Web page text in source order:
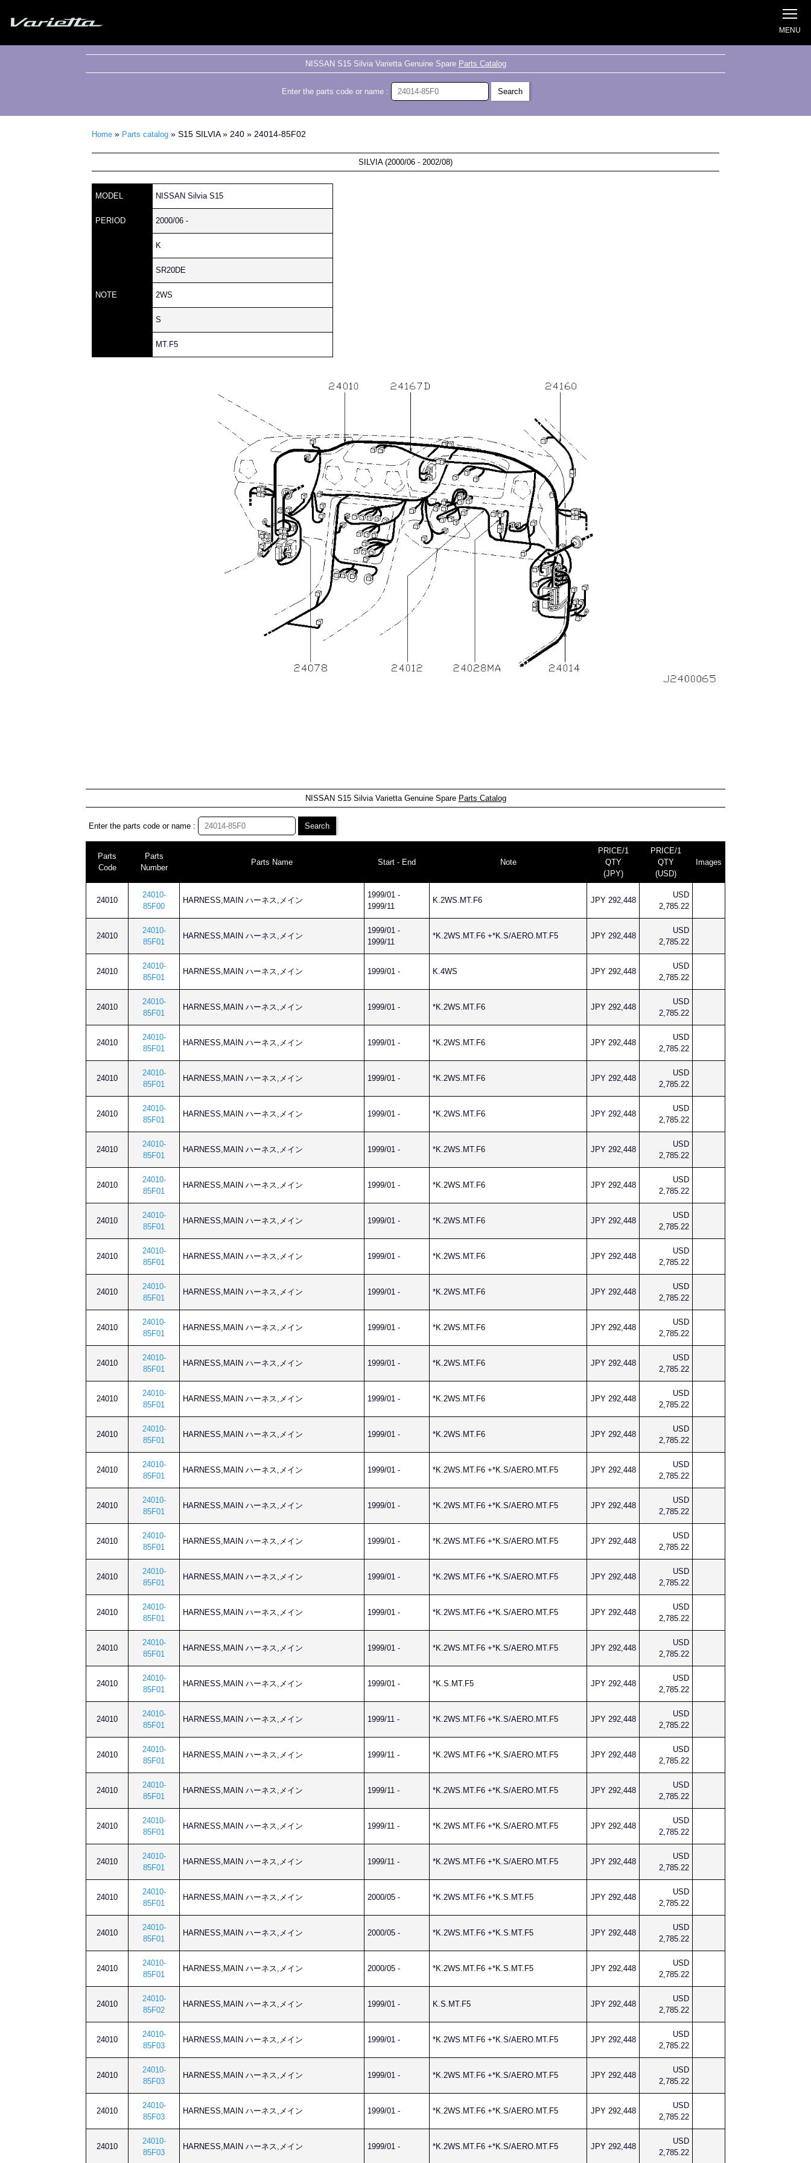
NISSAN S15 Silvia Varietta Genuine Spare Parts Catalog
Enter the parts code or name :
Home » Parts catalog » S15 SILVIA » 240 » 24014-85F02
SILVIA (2000/06 - 2002/08)
MODEL NISSAN Silvia S15
PERIOD 2000/06 -
NOTE
K
SR20DE
2WS
S
MT.F5
NISSAN S15 Silvia Varietta Genuine Spare Parts Catalog
Enter the parts code or name :
Parts
Code
Parts
Number
Parts Name Start - End Note
PRICE/1
QTY
(JPY)
PRICE/1
QTY
(USD)
Images
24010
24010-
85F00
HARNESS,MAIN ハーネス,メイン
1999/01 -
1999/11
K.2WS.MT.F6 JPY 292,448
USD
2,785.22
24010
24010-
85F01
HARNESS,MAIN ハーネス,メイン
1999/01 -
1999/11
*K.2WS.MT.F6 +*K.S/AERO.MT.F5 JPY 292,448
USD
2,785.22
24010
24010-
85F01
HARNESS,MAIN ハーネス,メイン 1999/01 - K.4WS JPY 292,448
USD
2,785.22
24010
24010-
85F01
HARNESS,MAIN ハーネス,メイン 1999/01 - *K.2WS.MT.F6 JPY 292,448
USD
2,785.22
24010
24010-
85F01
HARNESS,MAIN ハーネス,メイン 1999/01 - *K.2WS.MT.F6 JPY 292,448
USD
2,785.22
24010
24010-
85F01
HARNESS,MAIN ハーネス,メイン 1999/01 - *K.2WS.MT.F6 JPY 292,448
USD
2,785.22
24010
24010-
85F01
HARNESS,MAIN ハーネス,メイン 1999/01 - *K.2WS.MT.F6 JPY 292,448
USD
2,785.22
24010
24010-
85F01
HARNESS,MAIN ハーネス,メイン 1999/01 - *K.2WS.MT.F6 JPY 292,448
USD
2,785.22
24010
24010-
85F01
HARNESS,MAIN ハーネス,メイン 1999/01 - *K.2WS.MT.F6 JPY 292,448
USD
2,785.22
24010
24010-
85F01
HARNESS,MAIN ハーネス,メイン 1999/01 - *K.2WS.MT.F6 JPY 292,448
USD
2,785.22
24010
24010-
85F01
HARNESS,MAIN ハーネス,メイン 1999/01 - *K.2WS.MT.F6 JPY 292,448
USD
2,785.22
24010
24010-
85F01
HARNESS,MAIN ハーネス,メイン 1999/01 - *K.2WS.MT.F6 JPY 292,448
USD
2,785.22
24010
24010-
85F01
HARNESS,MAIN ハーネス,メイン 1999/01 - *K.2WS.MT.F6 JPY 292,448
USD
2,785.22
24010
24010-
85F01
HARNESS,MAIN ハーネス,メイン 1999/01 - *K.2WS.MT.F6 JPY 292,448
USD
2,785.22
24010
24010-
85F01
HARNESS,MAIN ハーネス,メイン 1999/01 - *K.2WS.MT.F6 JPY 292,448
USD
2,785.22
24010
24010-
85F01
HARNESS,MAIN ハーネス,メイン 1999/01 - *K.2WS.MT.F6 JPY 292,448
USD
2,785.22
24010
24010-
85F01
HARNESS,MAIN ハーネス,メイン 1999/01 - *K.2WS.MT.F6 +*K.S/AERO.MT.F5 JPY 292,448
USD
2,785.22
24010
24010-
85F01
HARNESS,MAIN ハーネス,メイン 1999/01 - *K.2WS.MT.F6 +*K.S/AERO.MT.F5 JPY 292,448
USD
2,785.22
24010
24010-
85F01
HARNESS,MAIN ハーネス,メイン 1999/01 - *K.2WS.MT.F6 +*K.S/AERO.MT.F5 JPY 292,448
USD
2,785.22
24010
24010-
85F01
HARNESS,MAIN ハーネス,メイン 1999/01 - *K.2WS.MT.F6 +*K.S/AERO.MT.F5 JPY 292,448
USD
2,785.22
24010
24010-
85F01
HARNESS,MAIN ハーネス,メイン 1999/01 - *K.2WS.MT.F6 +*K.S/AERO.MT.F5 JPY 292,448
USD
2,785.22
24010
24010-
85F01
HARNESS,MAIN ハーネス,メイン 1999/01 - *K.2WS.MT.F6 +*K.S/AERO.MT.F5 JPY 292,448
USD
2,785.22
24010
24010-
85F01
HARNESS,MAIN ハーネス,メイン 1999/01 - *K.S.MT.F5 JPY 292,448
USD
2,785.22
24010
24010-
85F01
HARNESS,MAIN ハーネス,メイン 1999/11 - *K.2WS.MT.F6 +*K.S/AERO.MT.F5 JPY 292,448
USD
2,785.22
24010
24010-
85F01
HARNESS,MAIN ハーネス,メイン 1999/11 - *K.2WS.MT.F6 +*K.S/AERO.MT.F5 JPY 292,448
USD
2,785.22
24010
24010-
85F01
HARNESS,MAIN ハーネス,メイン 1999/11 - *K.2WS.MT.F6 +*K.S/AERO.MT.F5 JPY 292,448
USD
2,785.22
24010
24010-
85F01
HARNESS,MAIN ハーネス,メイン 1999/11 - *K.2WS.MT.F6 +*K.S/AERO.MT.F5 JPY 292,448
USD
2,785.22
24010
24010-
85F01
HARNESS,MAIN ハーネス,メイン 1999/11 - *K.2WS.MT.F6 +*K.S/AERO.MT.F5 JPY 292,448
USD
2,785.22
24010
24010-
85F01
HARNESS,MAIN ハーネス,メイン 2000/05 - *K.2WS.MT.F6 +*K.S.MT.F5 JPY 292,448
USD
2,785.22
24010
24010-
85F01
HARNESS,MAIN ハーネス,メイン 2000/05 - *K.2WS.MT.F6 +*K.S.MT.F5 JPY 292,448
USD
2,785.22
24010
24010-
85F01
HARNESS,MAIN ハーネス,メイン 2000/05 - *K.2WS.MT.F6 +*K.S.MT.F5 JPY 292,448
USD
2,785.22
24010
24010-
85F02
HARNESS,MAIN ハーネス,メイン 1999/01 - K.S.MT.F5 JPY 292,448
USD
2,785.22
24010
24010-
85F03
HARNESS,MAIN ハーネス,メイン 1999/01 - *K.2WS.MT.F6 +*K.S/AERO.MT.F5 JPY 292,448
USD
2,785.22
24010
24010-
85F03
HARNESS,MAIN ハーネス,メイン 1999/01 - *K.2WS.MT.F6 +*K.S/AERO.MT.F5 JPY 292,448
USD
2,785.22
24010
24010-
85F03
HARNESS,MAIN ハーネス,メイン 1999/01 - *K.2WS.MT.F6 +*K.S/AERO.MT.F5 JPY 292,448
USD
2,785.22
24010
24010-
85F03
HARNESS,MAIN ハーネス,メイン 1999/01 - *K.2WS.MT.F6 +*K.S/AERO.MT.F5 JPY 292,448
USD
2,785.22